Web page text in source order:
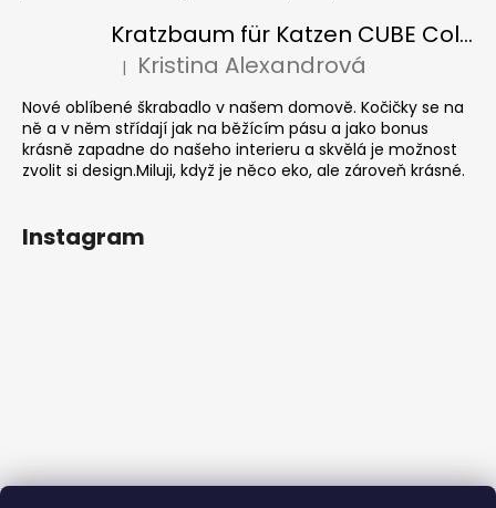
Kratzbaum für Katzen CUBE Colour
Die Produktbewertung beträgt 5 von 5 Sternen.
| Kristina Alexandrová
Nové oblíbené škrabadlo v našem domově. Kočičky se na
ně a v něm střídají jak na běžícím pásu a jako bonus
krásně zapadne do našeho interieru a skvělá je možnost
zvolit si design.Miluji, když je něco eko, ale zároveň krásné.
Instagram